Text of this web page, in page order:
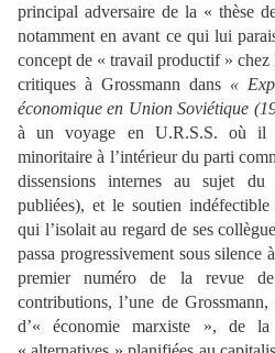
principal adversaire de la « thèse
notamment en avant ce qui lui
concept de « travail productif » chez
critiques à Grossmann dans «
économique en Union Soviétique
à un voyage en U.R.S.S. où il
minoritaire à l’intérieur du parti
dissensions internes au sujet
publiées), et le soutien
qui l’isolait au regard de ses
passa progressivement sous
premier numéro de la revue
contributions, l’une de
d’« économie marxiste », de